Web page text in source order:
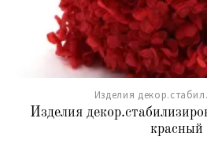
Изделия
Изделия
красный